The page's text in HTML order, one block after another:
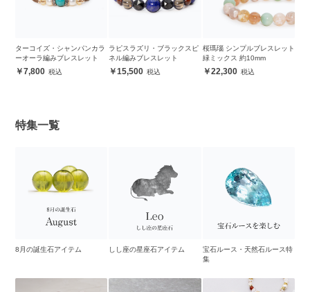
ターコイズ・シャンパンカラ
ーオーラ編みブレスレット
7,800
ラピスラズリ・ブラックスピ
ネル編みブレスレット
15,500
桜瑪瑙 シンプルブレスレット
緑ミックス 約10mm
22,300
特集一覧
8月の誕生石アイテム しし座の星座石アイテム
宝石ルース・天然石ルース特
集